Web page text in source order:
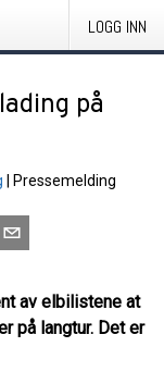
LOGG INN
på
Pressemelding
av elbilistene at
på langtur. Det er